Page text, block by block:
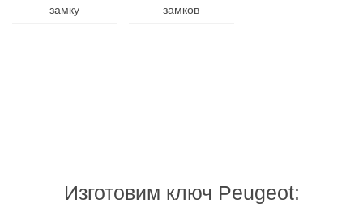
замку
замков
Изготовим ключ Peugeot: